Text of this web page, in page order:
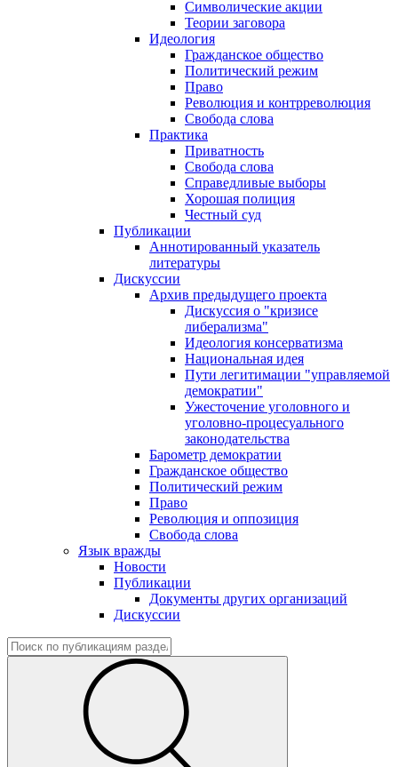
Символические акции
Теории заговора
Идеология
Гражданское общество
Политический режим
Право
Революция и контрреволюция
Свобода слова
Практика
Приватность
Свобода слова
Справедливые выборы
Хорошая полиция
Честный суд
Публикации
Аннотированный указатель
литературы
Дискуссии
Архив предыдущего проекта
Дискуссия о "кризисе
либерализма"
Идеология консерватизма
Национальная идея
Пути легитимации "управляемой
демократии"
Ужесточение уголовного и
уголовно-процесуального
законодательства
Барометр демократии
Гражданское общество
Политический режим
Право
Революция и оппозиция
Свобода слова
Язык вражды
Новости
Публикации
Документы других организаций
Дискуссии